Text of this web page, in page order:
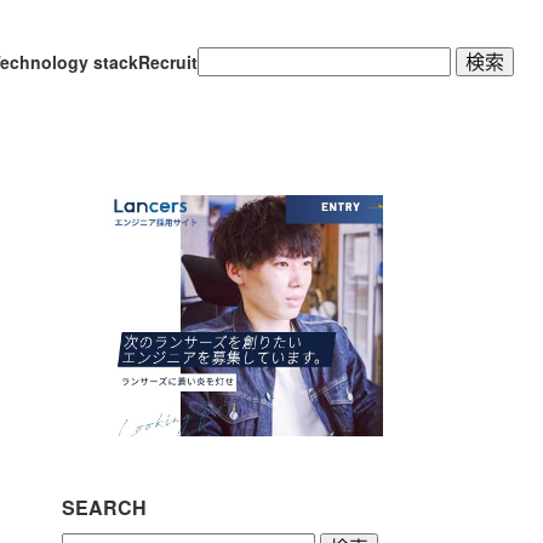
stackRecruit検
索:
SEARCH